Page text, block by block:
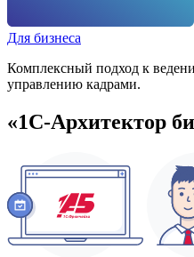
Для бизнеса
Комплексный подход к
управлению кадрами.
«1С-Архитектор